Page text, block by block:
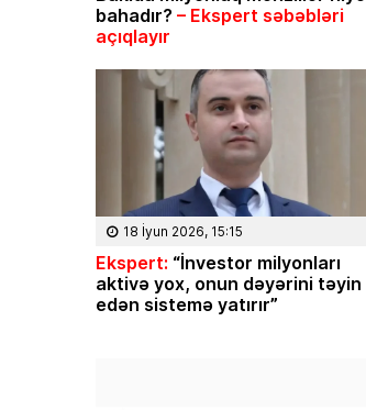
bahadır? – Ekspert səbəbləri
açıqlayır
18 İyun 2026, 15:15
Ekspert: “İnvestor milyonları
aktivə yox, onun dəyərini təyin
edən sistemə yatırır”